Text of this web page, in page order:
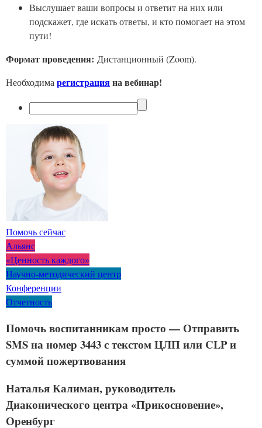
Выслушает ваши вопросы и ответит на них или
подскажет, где искать ответы, и кто помогает на этом
пути!
Формат проведения: Дистанционный (Zoom).
Необходима регистрацияна вебинар!
Помочь сейчас
Альянс
«Ценность каждого»
Научно-методический центр
Конференции
Отчетность
Помочь воспитанникам просто — Отправить
SMS на номер 3443 с текстом ЦЛП или CLP и
суммой пожертвования
Наталья Калиман, руководитель
Диаконического центра «Прикосновение»,
Оренбург